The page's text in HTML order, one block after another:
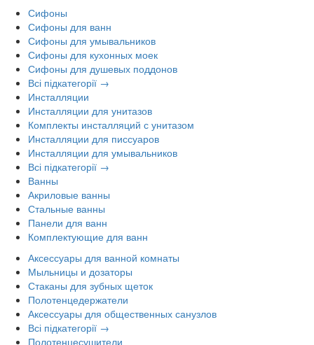
Сифоны
Сифоны для ванн
Сифоны для умывальников
Сифоны для кухонных моек
Сифоны для душевых поддонов
Всі підкатегорії →
Инсталляции
Инсталляции для унитазов
Комплекты инсталляций с унитазом
Инсталляции для писсуаров
Инсталляции для умывальников
Всі підкатегорії →
Ванны
Акриловые ванны
Стальные ванны
Панели для ванн
Комплектующие для ванн
Аксессуары для ванной комнаты
Мыльницы и дозаторы
Стаканы для зубных щеток
Полотенцедержатели
Аксессуары для общественных санузлов
Всі підкатегорії →
Полотенцесушители